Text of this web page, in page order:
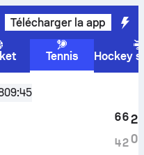
Télécharger la app
Tennis
Hockey
finale
09:45
6
4
6
2
2
0